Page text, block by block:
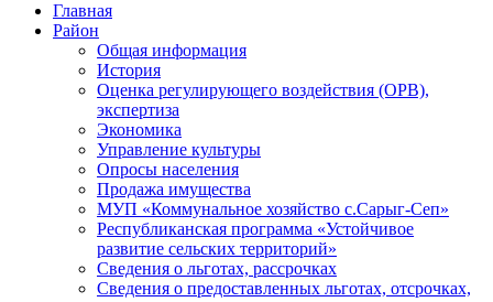
Главная
Район
Общая информация
История
Оценка регулирующего воздействия (ОРВ),
экспертиза
Экономика
Управление культуры
Опросы населения
Продажа имущества
МУП «Коммунальное хозяйство с.Сарыг-Сеп»
Республиканская программа «Устойчивое
развитие сельских территорий»
Сведения о льготах, рассрочках
Сведения о предоставленных льготах, отсрочках,